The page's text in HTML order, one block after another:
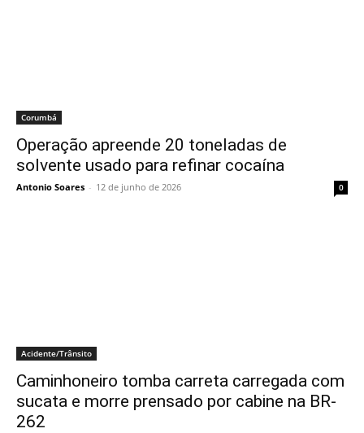
Corumbá
Operação apreende 20 toneladas de
solvente usado para refinar cocaína
Antonio Soares - 12 de junho de 2026 0
Acidente/Trânsito
Caminhoneiro tomba carreta carregada com
sucata e morre prensado por cabine na BR-
262